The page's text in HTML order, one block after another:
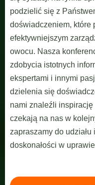
podzielić się z
doświadczeniem, które
efektywniejszym
owocu. Nasza
zdobycia istotnych
ekspertami i innymi
dzielenia się
nami znaleźli
czekają na nas w
zapraszamy do
doskonałości w